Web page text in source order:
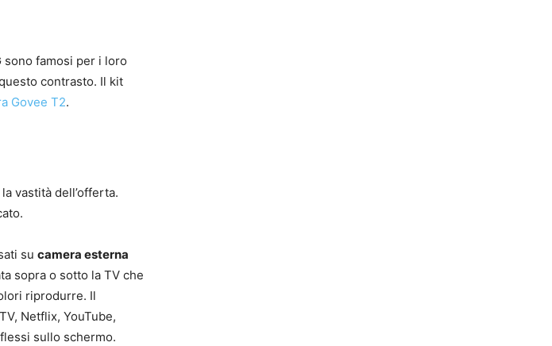
sono famosi per i loro
contrasto. Il kit
Govee T2.
vastità dell’offerta.
su camera esterna
sopra o sotto la TV che
riprodurre. Il
Netflix, YouTube,
sullo schermo.